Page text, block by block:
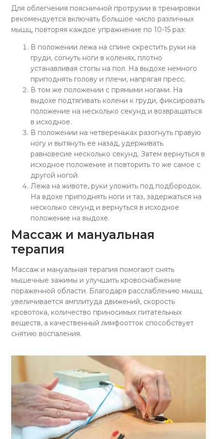
Для облегчения поясничной протрузии в тренировки
рекомендуется включать большое число различных
мышц, повторяя каждое упражнение по 10-15 раз:
В положении лежа на спине скрестить руки на
груди, согнуть ноги в коленях, плотно
устанавливая стопы на пол. На выдохе немного
приподнять голову и плечи, напрягая пресс.
В том же положении с прямыми ногами. На
выдохе подтягивать колени к груди, фиксировать
положение на несколько секунд и возвращаться
в исходное.
В положении на четвереньках разогнуть правую
ногу и вытянуть ее назад, удерживать
равновесие несколько секунд. Затем вернуться в
исходное положение и повторить то же самое с
другой ногой.
Лежа на животе, руки уложить под подбородок.
На вдохе приподнять ноги и таз, задержаться на
несколько секунд и вернуться в исходное
положение на выдохе.
Массаж и мануальная
терапия
Массаж и мануальная терапия помогают снять
мышечные зажимы и улучшить кровоснабжение
пораженной области. Благодаря расслаблению мышц
увеличивается амплитуда движений, скорость
кровотока, количество приносимых питательных
веществ, а качественный лимфоотток способствует
снятию воспаления.